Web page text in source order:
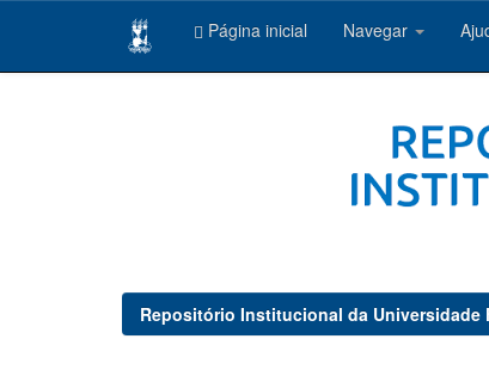
Página inicial Navegar
Repositório Institucional da Universidade